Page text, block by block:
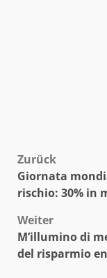
Zurück
Giornata
rischio: 30% in
Weiter
M’illumino di
del risparmio